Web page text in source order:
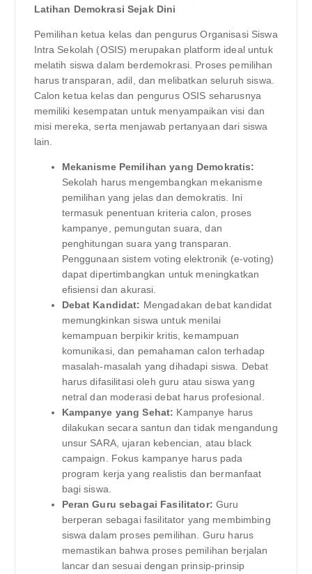
Latihan Demokrasi Sejak Dini
Pemilihan ketua kelas dan pengurus Organisasi Siswa
Intra Sekolah (OSIS) merupakan platform ideal untuk
melatih siswa dalam berdemokrasi. Proses pemilihan
harus transparan, adil, dan melibatkan seluruh siswa.
Calon ketua kelas dan pengurus OSIS seharusnya
memiliki kesempatan untuk menyampaikan visi dan
misi mereka, serta menjawab pertanyaan dari siswa
lain.
Mekanisme Pemilihan yang Demokratis:
Sekolah harus mengembangkan mekanisme
pemilihan yang jelas dan demokratis. Ini
termasuk penentuan kriteria calon, proses
kampanye, pemungutan suara, dan
penghitungan suara yang transparan.
Penggunaan sistem voting elektronik (e-voting)
dapat dipertimbangkan untuk meningkatkan
efisiensi dan akurasi.
Debat Kandidat: Mengadakan debat kandidat
memungkinkan siswa untuk menilai
kemampuan berpikir kritis, kemampuan
komunikasi, dan pemahaman calon terhadap
masalah-masalah yang dihadapi siswa. Debat
harus difasilitasi oleh guru atau siswa yang
netral dan moderasi debat harus profesional.
Kampanye yang Sehat: Kampanye harus
dilakukan secara santun dan tidak mengandung
unsur SARA, ujaran kebencian, atau black
campaign. Fokus kampanye harus pada
program kerja yang realistis dan bermanfaat
bagi siswa.
Peran Guru sebagai Fasilitator: Guru
berperan sebagai fasilitator yang membimbing
siswa dalam proses pemilihan. Guru harus
memastikan bahwa proses pemilihan berjalan
lancar dan sesuai dengan prinsip-prinsip